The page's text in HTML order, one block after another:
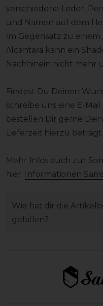
verschiedene Leder,
und Namen auf dem
Im Gegensatz zu
Alcantara kann ein
Nachhinein nicht mehr
Findest Du Deinen
schreibe uns eine E-
bestellen Dir gerne
Lieferzeit hierzu beträgt
Mehr Infos auch zur
hier: Informationen
Wie hat dir die
gefallen?